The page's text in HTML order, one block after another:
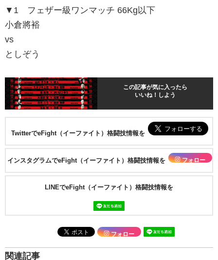
▼1 フェザー級ワンマッチ 66Kg以下
小倉將裕
vs
としぞう
この記事が気に入ったら
いいね！しよう
TwitterでeFight（イーファイト）格闘技情報を
インスタグラムでeFight（イーファイト）格闘技情報を フォロー
LINEでeFight（イーファイト）格闘技情報を
フォロー
関連記事